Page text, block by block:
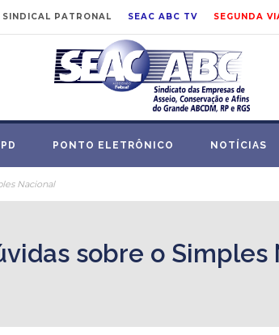
PATRONAL SEAC ABC TV SEGUNDA
PONTO ELETRÔNICO NOTÍCIAS
Nacional
sobre o Simples